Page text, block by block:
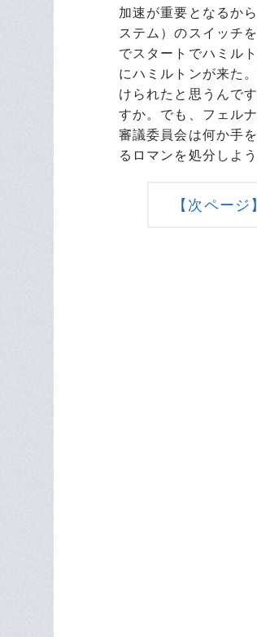
加速が重要となるか
ステム）のスイッチ
でスタートでハミル
にハミルトンが来た
けられたと思うんで
すか。でも、フェル
審議委員会は何か手
るロマンを処分しよう
【次ペー